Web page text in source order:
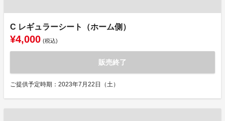
C レギュラーシート（ホーム側）
¥4,000 (税込)
販売終了
ご提供予定時期：2023年7月22日（土）